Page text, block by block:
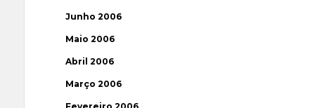
Junho 2006
Maio 2006
Abril 2006
Março 2006